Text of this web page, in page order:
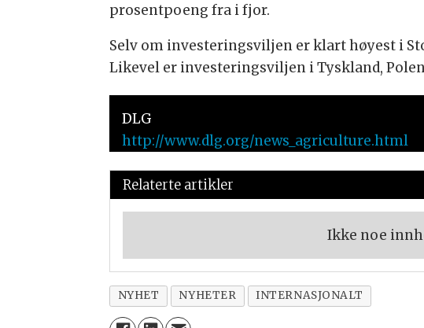
prosentpoeng fra i fjor.
Selv om investeringsviljen er klart høyest i
Likevel er investeringsviljen i Tyskland,
DLG
http://www.dlg.org/news_agriculture.html
Relaterte artikler
Ikke noe
NYHET NYHETER INTERNASJONALT